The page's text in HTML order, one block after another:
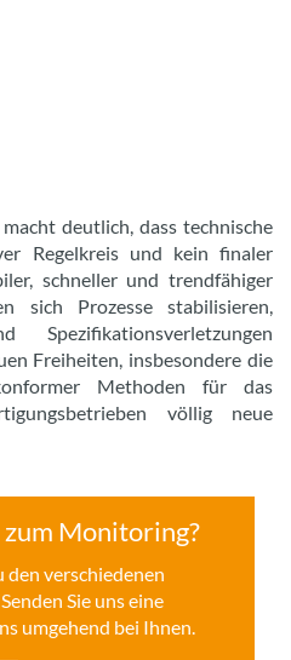
deutlich, dass technische
Regelkreis und kein finaler
schneller und trendfähiger
sich Prozesse stabilisieren,
Freiheiten, insbesondere die
Methoden für das
völlig neue
zum Monitoring?
den verschiedenen
Sie uns eine
umgehend bei Ihnen.